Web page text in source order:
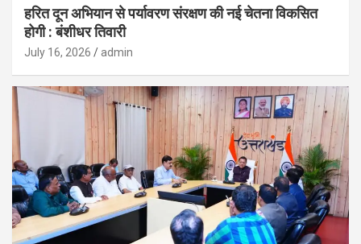
हरित दून अभियान से पर्यावरण संरक्षण की नई चेतना विकसित
होगी : बंशीधर तिवारी
July 16, 2026 admin